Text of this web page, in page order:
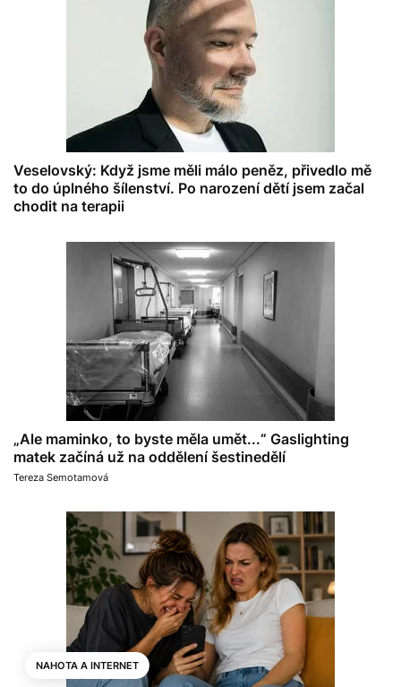
Veselovský: Když jsme měli málo peněz, přivedlo mě
to do úplného šílenství. Po narození dětí jsem začal
chodit na terapii
„Ale maminko, to byste měla umět...“ Gaslighting
matek začíná už na oddělení šestinedělí
Tereza Semotamová
NAHOTA A INTERNET